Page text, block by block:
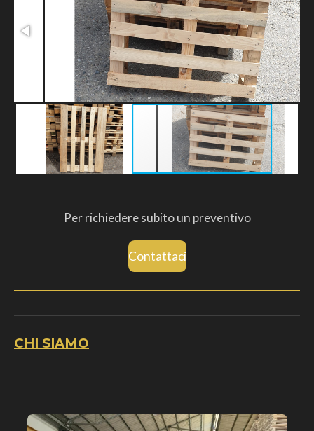
Per richiedere subito un preventivo
Contattaci
CHI SIAMO